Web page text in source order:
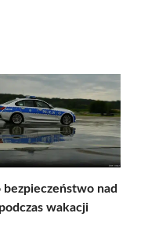
bezpieczeństwo nad
wakacji